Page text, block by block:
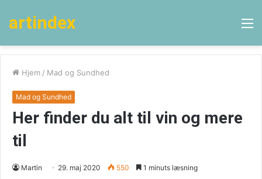
artindex
Hjem / Mad og Sundhed
Mad og Sundhed
Her finder du alt til vin og mere
til
Martin 29. maj 2020 550 1 minuts læsning